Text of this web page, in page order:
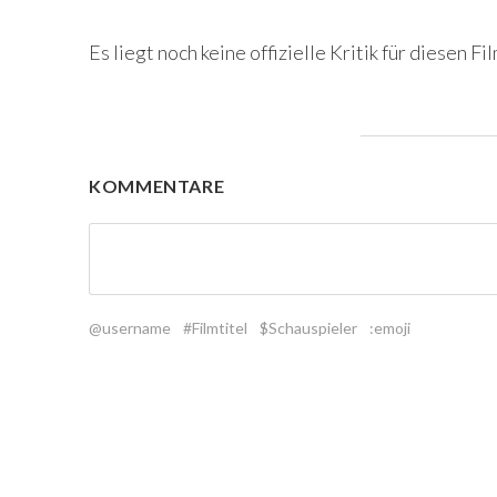
Es liegt noch keine offizielle Kritik für diesen
KOMMENTARE
@username #Filmtitel $Schauspieler :emoji